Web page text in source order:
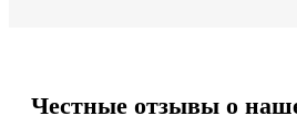
Честные отзывы о